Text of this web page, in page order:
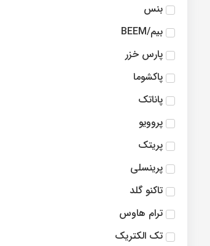
بنس
بیم/BEEM
پارس خزر
پاکشوما
پاناتک
پروویو
پریتک
پرینسلی
تاکنو گلد
ترام هاوس
تک الکتریک